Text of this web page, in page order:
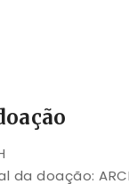
da doação: